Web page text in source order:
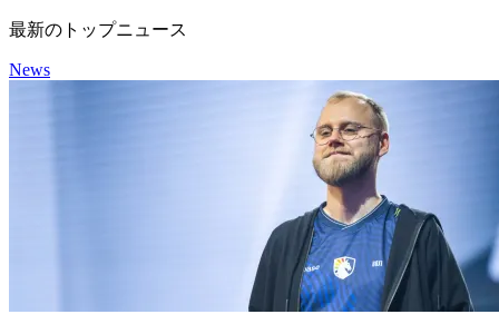
最新のトップニュース
News